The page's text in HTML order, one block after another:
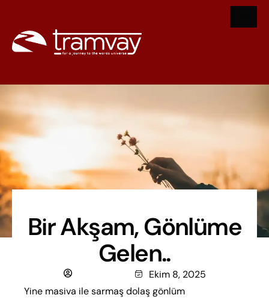
Bir Akşam, Gönlüme
Gelen..
Ekim 8, 2025
Yine masiva ile sarmaş dolaş gönlüm